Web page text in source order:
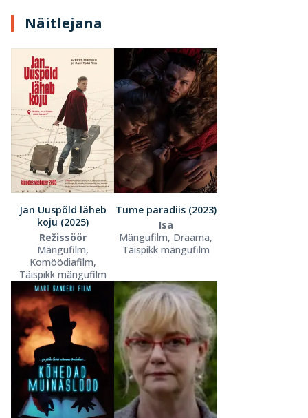
Näitlejana
Jan Uuspõld läheb
koju (2025)
Režissöör
Mängufilm,
Komöödiafilm,
Täispikk mängufilm
Tume paradiis (2023)
Isa
Mängufilm, Draama,
Täispikk mängufilm